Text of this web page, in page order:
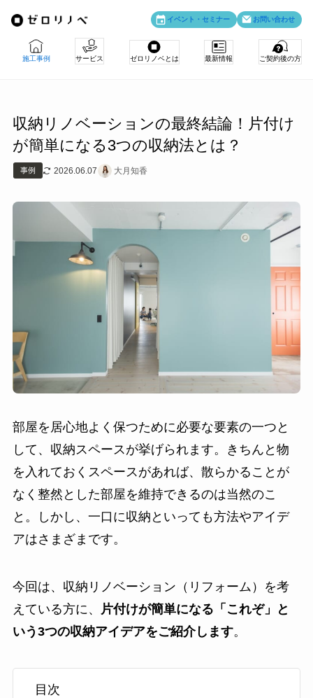
施工事例 サービス
物件購入＋リノベ リノベのみ
物件購入 法人向けリノベ
リノベ料金プラン
お客さまの声 資料請求
ゼロリノベとは
ゼロリノベの特徴 ゼロリノベの人と仕事
会社情報
採用情報
最新情報
＼ 理想の住まいは、情報から。お役立ち情報満載！／
コンテスト受賞
ご契約後の方
引渡後のお客様専用サイト
イベント・ セミナー お問い合わせ
収納リノベーションの最終結論！片付け
が簡単になる3つの収納法とは？
事例 2026.06.07 大月知香
部屋を居心地よく保つために必要な要素の一つと
して、収納スペースが挙げられます。きちんと物
を入れておくスペースがあれば、散らかることが
なく整然とした部屋を維持できるのは当然のこ
と。しかし、一口に収納といっても方法やアイデ
アはさまざまです。
今回は、収納リノベーション（リフォーム）を考
えている方に、
片付けが簡単になる「これぞ」と
いう3つの収納アイデアをご紹介します。
目次